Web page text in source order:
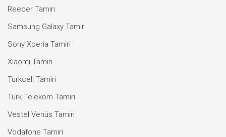
Reeder Tamiri
Samsung Galaxy Tamiri
Sony Xperia Tamiri
Xiaomi Tamiri
Turkcell Tamiri
Türk Telekom Tamiri
Vestel Venüs Tamiri
Vodafone Tamiri